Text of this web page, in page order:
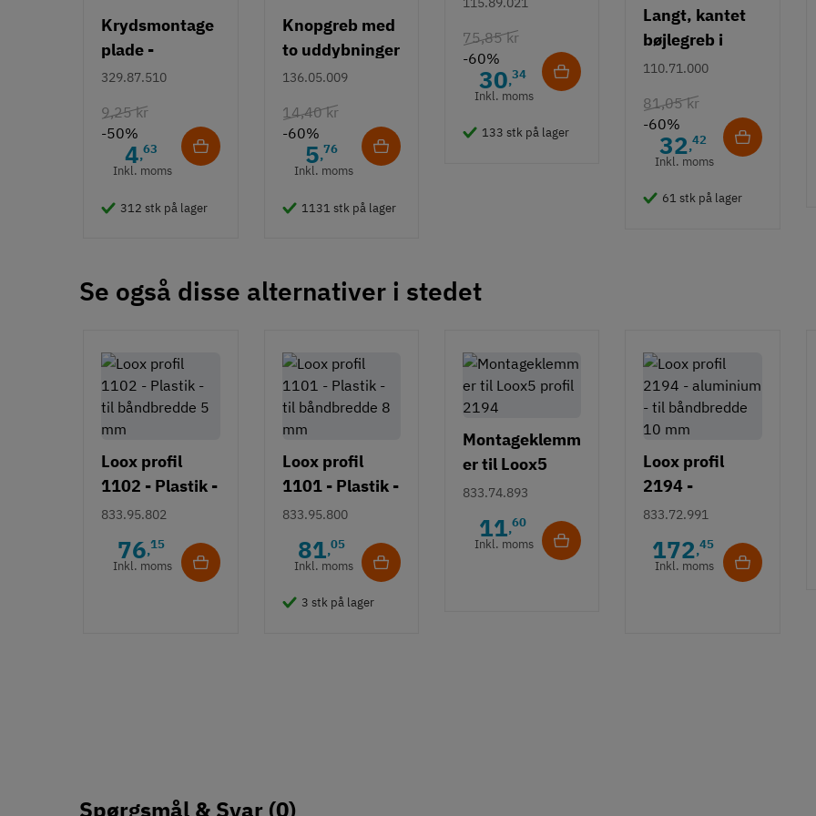
Krydsmontage
plade -
Duomatic SL -
329.87.510
9,25 kr
-50%
4,63
Inkl. moms
312 stk på lager
Knopgreb med
to uddybninger
- rustfrit stål
136.05.009
14,40 kr
-60%
5,76
Inkl. moms
1131 stk på lager
75,85 kr
-60%
30,34
Inkl. moms
133 stk på lager
Langt, kantet
bøjlegreb i
rustfrit stål m/
- 490 mm
110.71.000
81,05 kr
-60%
32,42
Inkl. moms
61 stk på lager
Se også disse alternativer i stedet
Loox profil
1102 - Plastik -
til båndbredde
833.95.802
76,15
Inkl. moms
Loox profil
1101 - Plastik -
til båndbredde
833.95.800
81,05
Inkl. moms
3 stk på lager
Montageklemm
er til Loox5
profil 2194
833.74.893
11,60
Inkl. moms
Loox profil
2194 -
aluminium - til
båndbredde 10
mm
833.72.991
172,45
Inkl. moms
Spørgsmål & Svar (0)